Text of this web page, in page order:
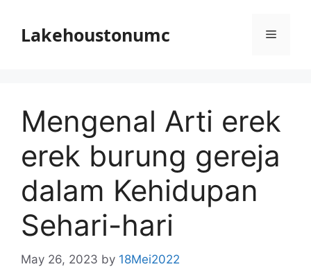
contentLakehoustonumc Menu
Mengenal Arti erek
erek burung gereja
dalam Kehidupan
Sehari-hari
May 26, 2023 by 18Mei2022